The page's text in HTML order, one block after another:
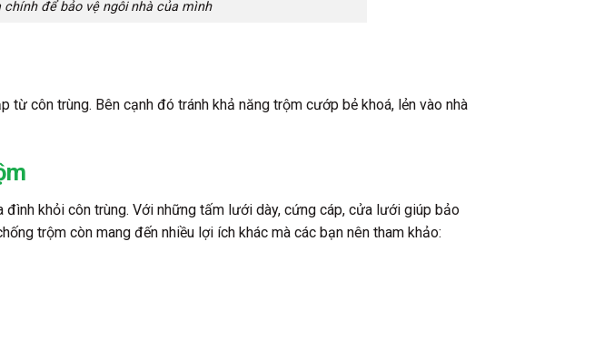
để bảo vệ ngôi nhà của mình
côn trùng. Bên cạnh đó tránh khả năng trộm cướp bẻ khoá, lẻn vào nhà
khỏi côn trùng. Với những tấm lưới dày, cứng cáp, cửa lưới giúp bảo
trộm còn mang đến nhiều lợi ích khác mà các bạn nên tham khảo: